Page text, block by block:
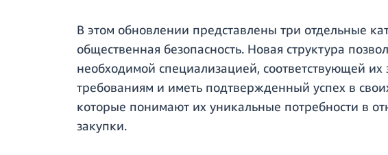
В этом обновлении представлены три отдельные
общественная безопасность. Новая структура
необходимой специализацией, соответствующей
требованиям и иметь подтвержденный успех в
которые понимают их уникальные потребности в
закупки.